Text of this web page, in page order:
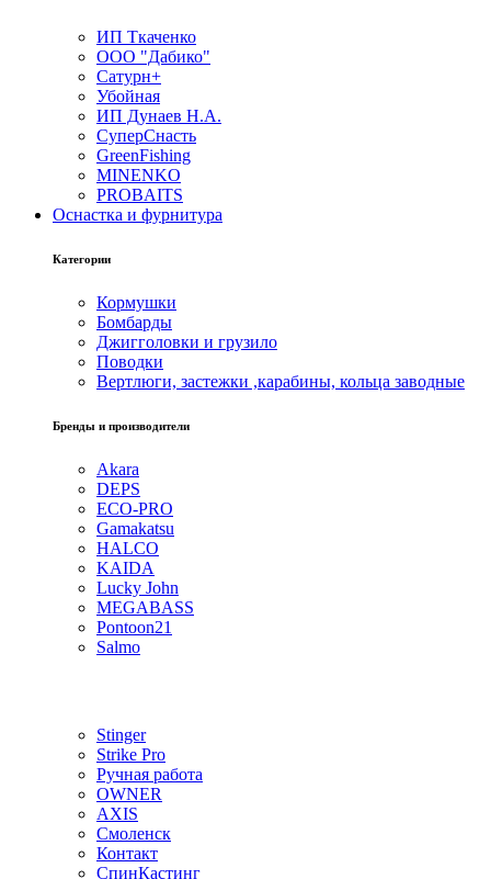
ИП Ткаченко
ООО "Дабико"
Сатурн+
Убойная
ИП Дунаев Н.А.
СуперСнасть
GreenFishing
MINENKO
PROBAITS
Оснастка и фурнитура
Категории
Кормушки
Бомбарды
Джигголовки и грузило
Поводки
Вертлюги, застежки ,карабины, кольца заводные
Бренды и производители
Akara
DEPS
ECO-PRO
Gamakatsu
HALCO
KAIDA
Lucky John
MEGABASS
Pontoon21
Salmo
Stinger
Strike Pro
Ручная работа
OWNER
AXIS
Смоленск
Контакт
СпинКастинг